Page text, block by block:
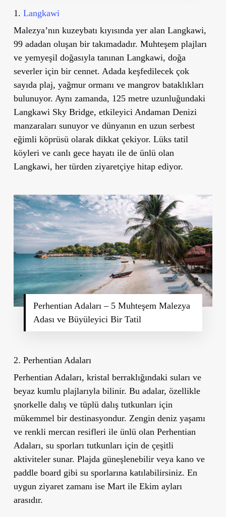
1. Langkawi
Malezya’nın kuzeybatı kıyısında yer alan Langkawi,
99 adadan oluşan bir takımadadır. Muhteşem plajları
ve yemyeşil doğasıyla tanınan Langkawi, doğa
severler için bir cennet. Adada keşfedilecek çok
sayıda plaj, yağmur ormanı ve mangrov bataklıkları
bulunuyor. Aynı zamanda, 125 metre uzunluğundaki
Langkawi Sky Bridge, etkileyici Andaman Denizi
manzaraları sunuyor ve dünyanın en uzun serbest
eğimli köprüsü olarak dikkat çekiyor. Lüks tatil
köyleri ve canlı gece hayatı ile de ünlü olan
Langkawi, her türden ziyaretçiye hitap ediyor.
Perhentian Adaları – 5 Muhteşem Malezya
Adası ve Büyüleyici Bir Tatil
2. Perhentian Adaları
Perhentian Adaları, kristal berraklığındaki suları ve
beyaz kumlu plajlarıyla bilinir. Bu adalar, özellikle
şnorkelle dalış ve tüplü dalış tutkunları için
mükemmel bir destinasyondur. Zengin deniz yaşamı
ve renkli mercan resifleri ile ünlü olan Perhentian
Adaları, su sporları tutkunları için de çeşitli
aktiviteler sunar. Plajda güneşlenebilir veya kano ve
paddle board gibi su sporlarına katılabilirsiniz. En
uygun ziyaret zamanı ise Mart ile Ekim ayları
arasıdır.